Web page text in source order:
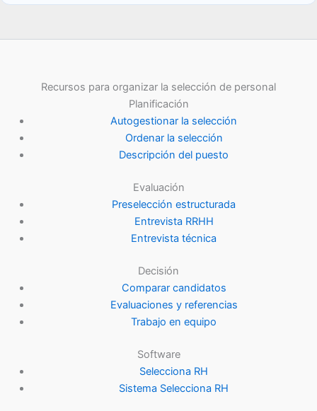
Recursos para organizar la selección de personal
Planificación
Autogestionar la selección
Ordenar la selección
Descripción del puesto
Evaluación
Preselección estructurada
Entrevista RRHH
Entrevista técnica
Decisión
Comparar candidatos
Evaluaciones y referencias
Trabajo en equipo
Software
Selecciona RH
Sistema Selecciona RH